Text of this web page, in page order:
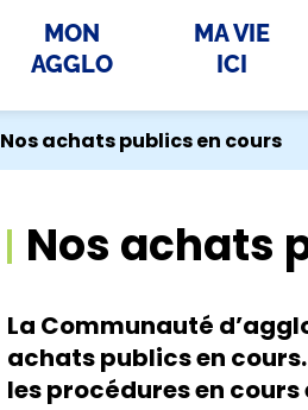
MON
AGGLO
MA VIE
ICI
Nos achats publics en cours
Nos achats
La Communauté
achats publics en
les procédures en